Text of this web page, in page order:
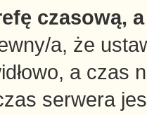
czasową,
a, że
a czas
serwera